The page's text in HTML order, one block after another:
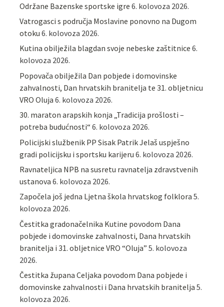
Održane Bazenske sportske igre 6. kolovoza 2026.
Vatrogasci s područja Moslavine ponovno na Dugom
otoku 6. kolovoza 2026.
Kutina obilježila blagdan svoje nebeske zaštitnice 6.
kolovoza 2026.
Popovača obilježila Dan pobjede i domovinske
zahvalnosti, Dan hrvatskih branitelja te 31. obljetnicu
VRO Oluja 6. kolovoza 2026.
30. maraton arapskih konja „Tradicija prošlosti –
potreba budućnosti“ 6. kolovoza 2026.
Policijski službenik PP Sisak Patrik Jelaš uspješno
gradi policijsku i sportsku karijeru 6. kolovoza 2026.
Ravnateljica NPB na susretu ravnatelja zdravstvenih
ustanova 6. kolovoza 2026.
Započela još jedna Ljetna škola hrvatskog folklora 5.
kolovoza 2026.
Čestitka gradonačelnika Kutine povodom Dana
pobjede i domovinske zahvalnosti, Dana hrvatskih
branitelja i 31. obljetnice VRO “Oluja” 5. kolovoza
2026.
Čestitka župana Celjaka povodom Dana pobjede i
domovinske zahvalnosti i Dana hrvatskih branitelja 5.
kolovoza 2026.